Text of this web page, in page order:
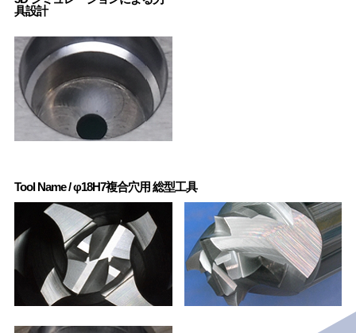
具設計
Tool Name / φ18H7複合穴用 総型工具